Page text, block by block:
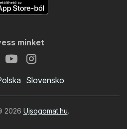
minket
Slovensko
2026 Ujsogomat.hu.